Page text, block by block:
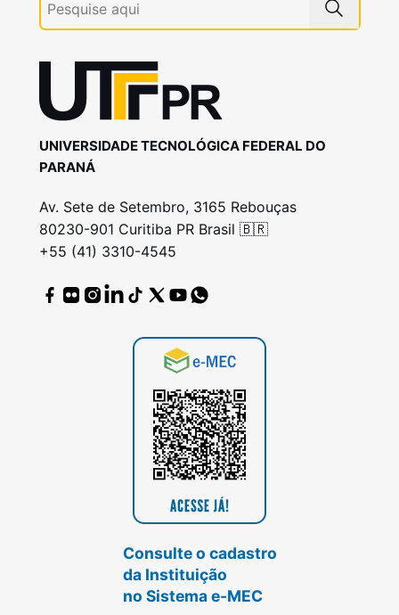
UNIVERSIDADE TECNOLÓGICA FEDERAL DO
PARANÁ
Av. Sete de Setembro, 3165 Rebouças
80230-901 Curitiba PR Brasil 🇧🇷
+55 (41) 3310-4545
Consulte o cadastro
da Instituição
no Sistema e-MEC